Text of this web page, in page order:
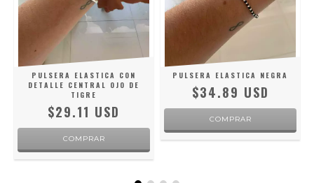
PULSERA ELASTICA CON
DETALLE CENTRAL OJO DE
TIGRE
$29.11 USD
PULSERA ELASTICA NEGRA
$34.89 USD